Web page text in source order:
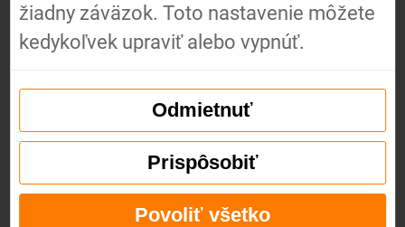
Náš
príbeh
Naše
hodnoty
žiadny záväzok. Toto nastavenie môžete
kedykoľvek upraviť alebo vypnúť.
Odmietnuť
Prispôsobiť
Povoliť všetko